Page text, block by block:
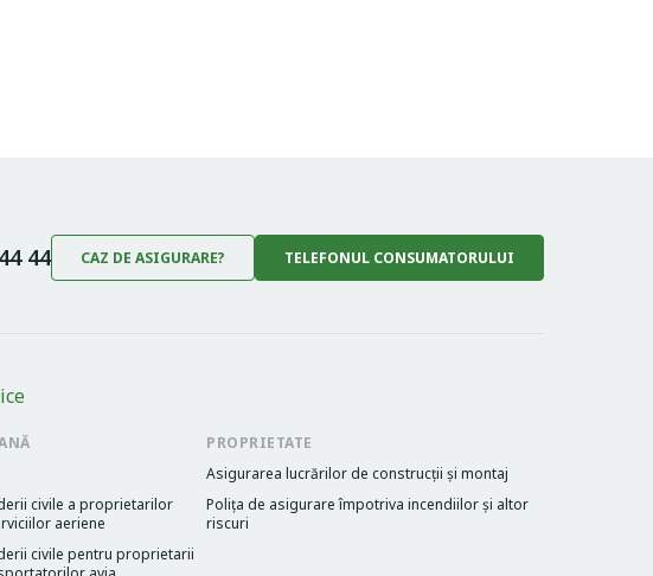
44 CAZ DE ASIGURARE? TELEFONUL CONSUMATORULUI
civile a proprietarilor
aeriene
civile pentru proprietarii
PROPRIETATE
Asigurarea lucrărilor de construcții și montaj
Poliţa de asigurare împotriva incendiilor și altor
riscuri